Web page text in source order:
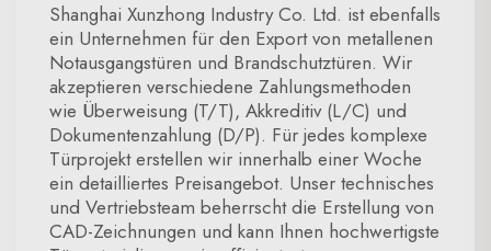
Shanghai Xunzhong Industry Co. Ltd. ist ebenfalls
ein Unternehmen für den Export von metallenen
Notausgangstüren und Brandschutztüren. Wir
akzeptieren verschiedene Zahlungsmethoden
wie Überweisung (T/T), Akkreditiv (L/C) und
Dokumentenzahlung (D/P). Für jedes komplexe
Türprojekt erstellen wir innerhalb einer Woche
ein detailliertes Preisangebot. Unser technisches
und Vertriebsteam beherrscht die Erstellung von
CAD-Zeichnungen und kann Ihnen hochwertigste